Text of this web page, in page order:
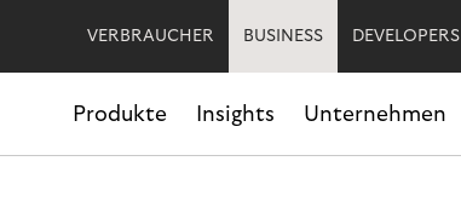
VERBRAUCHER BUSINESS DEVELOPERS
Produkte Insights Unternehmen